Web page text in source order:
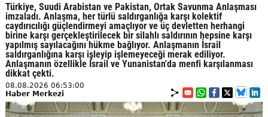
Türkiye, Suudi Arabistan ve Pakistan, Ortak Savunma Anlaşması
imzaladı. Anlaşma, her türlü saldırganlığa karşı kolektif
caydırıcılığı güçlendirmeyi amaçlıyor ve üç devletten herhangi
birine karşı gerçekleştirilecek bir silahlı saldırının hepsine karşı
yapılmış sayılacağını hükme bağlıyor. Anlaşmanın İsrail
saldırganlığına karşı işleyip işlemeyeceği merak ediliyor.
Anlaşmanın özellikle İsrail ve Yunanistan'da menfi karşılanması
dikkat çekti.
08.08.2026 06:53:00
Haber Merkezi